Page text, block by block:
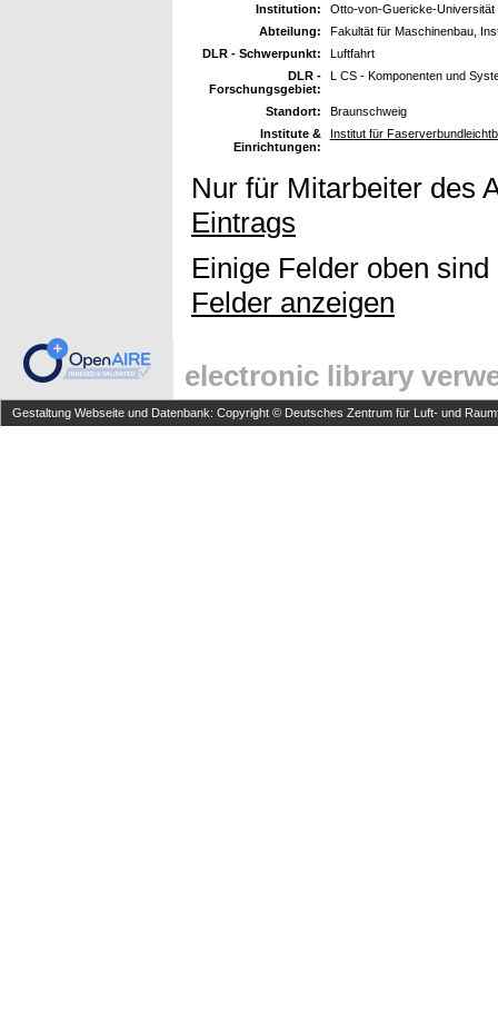
Institution:
Otto-von-Guericke-Universität
Abteilung:
Fakultät für Maschinenbau,
DLR - Schwerpunkt:
Luftfahrt
DLR -
Forschungsgebiet:
L CS - Komponenten und
Standort:
Braunschweig
Institute &
Einrichtungen:
Institut für
Nur für Mitarbeiter des
Eintrags
Einige Felder oben
Felder anzeigen
electronic library
Gestaltung Webseite und Datenbank: Copyright © Deutsches Zentrum für Luft- und